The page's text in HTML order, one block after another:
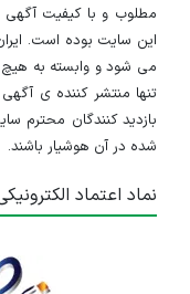
مطلوب و با کیفیت آگهی
این سایت بوده است.
می شود و وابسته به هیچ
تنها منتشر کننده ی
بازدید کنندگان
شده در آن هوشیار باشند.
نماد اعتماد